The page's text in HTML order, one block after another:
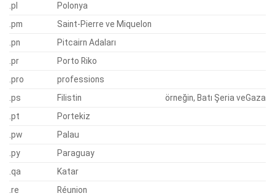
.pl
Polonya
.pm
Saint-Pierre ve Miquelon
.pn
Pitcairn Adaları
.pr
Porto Riko
.pro
professions
.ps
Filistin
örneğin, Batı Şeria veGaza
.pt
Portekiz
.pw
Palau
.py
Paraguay
.qa
Katar
.re
Réunion